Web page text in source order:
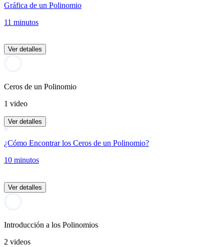
Gráfica de un Polinomio
11 minutos
Ver detalles
Ceros de un Polinomio
1 video
Ver detalles
¿Cómo Encontrar los Ceros de un Polinomio?
10 minutos
Ver detalles
Introducción a los Polinomios
2 videos